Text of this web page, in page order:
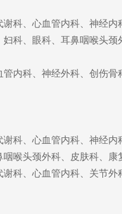
科、心血管内科、神经
科、眼科、耳鼻咽喉头
内科、神经外科、创伤
科、心血管内科、神经
喉头颈外科、皮肤科、康
科、心血管内科、关节